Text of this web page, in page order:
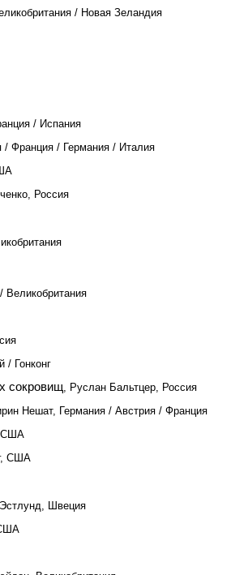
/ Новая Зеландия
/ Испания
Франция / Германия / Италия
Россия
/ Гонконг
сокровищ, Руслан Бальтцер, Россия
Нешат, Германия / Австрия / Франция
США
США
Швеция